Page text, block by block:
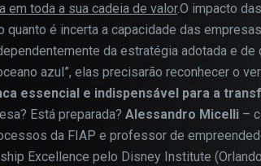
em toda a sua cadeia de valor.O impacto
é incerta a capacidade das
da estratégia adotada e
azul”, elas precisarão reconhecer o
essencial e indispensável para a
Está preparada? Alessandro Micelli –
da FIAP e professor de
Excellence pelo Disney Institute